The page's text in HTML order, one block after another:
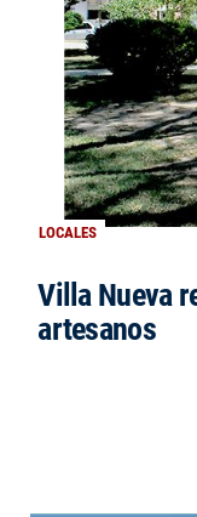
LOCALES
Villa Nueva
artesanos